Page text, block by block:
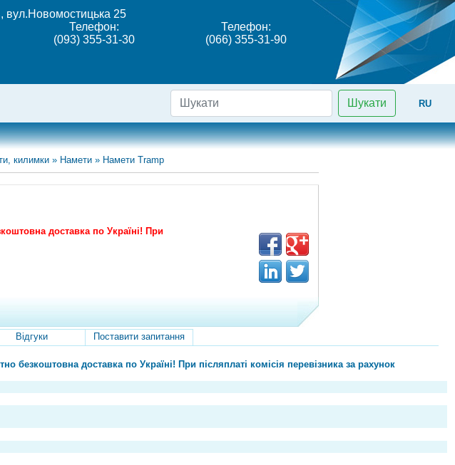
вул.Новомостицька 25
Телефон:
(093) 355-31-30
Телефон:
(066) 355-31-90
Шукати RU
килимки » Намети » Намети Tramp
доставка по Україні! При
Відгуки
Поставити запитання
безкоштовна доставка по Україні! При післяплаті комісія перевізника за рахунок